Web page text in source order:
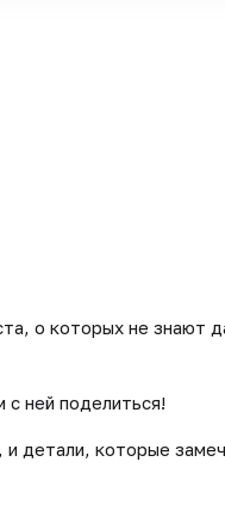
о которых не знают
ней поделиться!
и детали, которые